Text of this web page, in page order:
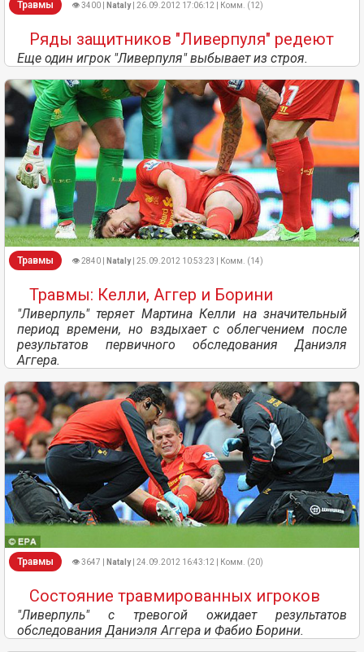
Травмы 👁 3400 | Nataly| 26.09.2012 17:06:12 | Комм. (12)
Ряды защитников "Ливерпуля" редеют
Еще один игрок "Ливерпуля" выбывает из строя.
Травмы 👁 2840 | Nataly| 25.09.2012 10:53:23 | Комм. (14)
Травмы: Келли, Аггер и Борини
"Ливерпуль" теряет Мартина Келли на значительный
период времени, но вздыхает с облегчением после
результатов первичного обследования Даниэля
Аггера.
Травмы 👁 3647 | Nataly| 24.09.2012 16:43:12 | Комм. (20)
Состояние травмированных игроков
"Ливерпуль" с тревогой ожидает результатов
обследования Даниэля Аггера и Фабио Борини.